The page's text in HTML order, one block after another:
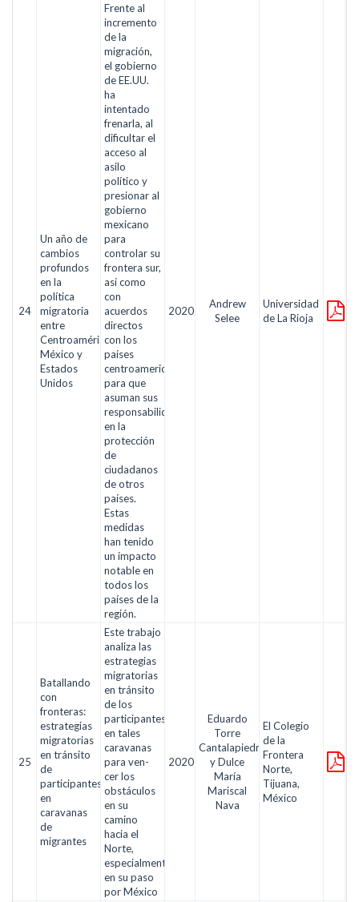
24
Un año de
cambios
profundos
en la
política
migratoria
entre
Centroamérica,
México y
Estados
Unidos
Frente al
incremento
de la
migración,
el gobierno
de EE.UU.
ha
intentado
frenarla, al
dificultar el
acceso al
asilo
político y
presionar al
gobierno
mexicano
para
controlar su
frontera sur,
así como
con
acuerdos
directos
con los
países
centroamericanos
para que
asuman sus
responsabilidades
en la
protección
de
ciudadanos
de otros
países.
Estas
medidas
han tenido
un impacto
notable en
todos los
países de la
región.
2020
Andrew
Selee
Universidad
de La Rioja
25
Batallando
con
fronteras:
estrategias
migratorias
en tránsito
de
participantes
en
caravanas
de
migrantes
Este trabajo
analiza las
estrategias
migratorias
en tránsito
de los
participantes
en tales
caravanas
para ven-
cer los
obstáculos
en su
camino
hacia el
Norte,
especialmente
en su paso
por México
2020
Eduardo
Torre
Cantalapiedra
y Dulce
María
Mariscal
Nava
El Colegio
de la
Frontera
Norte,
Tijuana,
México